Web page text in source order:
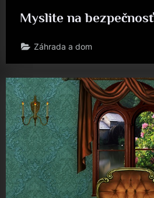
Myslite na bezpečnosť
Záhrada a dom